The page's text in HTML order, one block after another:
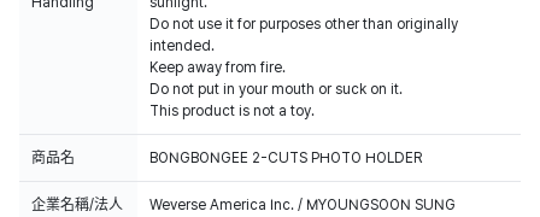
Do not use it for purposes other than originally
intended.
Keep away from fire.
Do not put in your mouth or suck on it.
This product is not a toy.
商品名 BONGBONGEE 2-CUTS PHOTO HOLDER
企業名稱/法人
Weverse America Inc. / MYOUNGSOON SUNG